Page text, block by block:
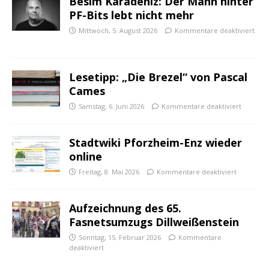
PF-Bits lebt nicht mehr
Mittwoch, 5. August 2026 Kommentare deaktiviert
Lesetipp: „Die Brezel“ von Pascal
Cames
Samstag, 6. Juni 2026 Kommentare deaktiviert
Stadtwiki Pforzheim-Enz wieder
online
Freitag, 8. Mai 2026 Kommentare deaktiviert
Aufzeichnung des 65.
Fasnetsumzugs Dillweißenstein
Sonntag, 15. Februar 2026
Kommentare
deaktiviert